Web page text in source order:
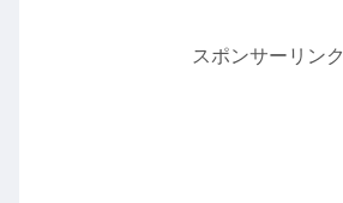
スポンサーリンク